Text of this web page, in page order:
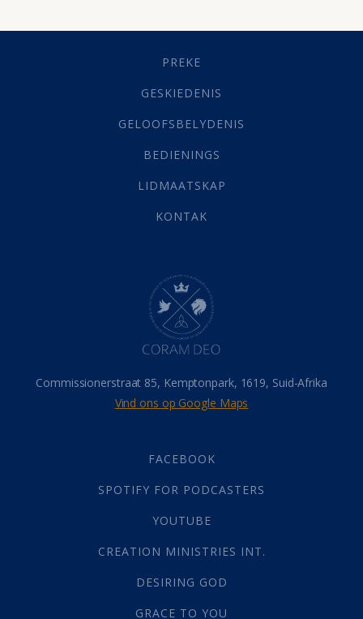
Geestelike Groei(10)
(21)
Grys Areas(4)
Lewensdoel(3)
Selfondersoek(1)
Werk(22)
(142)
Hemel (31)
Israel (14)
Millennium(1)
Oordeelsdag(19)
Verheerlikte liggaam
Wederkoms
(27)
Gebed(87)
Die Onse Vader(12)
God(392)
Afgode(23)
Almag(1)
Alomteenwoordig
PREKE
GESKIEDENIS
GELOOFSBELYDENIS
BEDIENINGS
LIDMAATSKAP
KONTAK
Commissionerstraat 85, Kemptonpark, 1619, Suid-Afrika
Vind ons op Google Maps
FACEBOOK
SPOTIFY FOR PODCASTERS
YOUTUBE
CREATION MINISTRIES INT.
DESIRING GOD
GRACE TO YOU